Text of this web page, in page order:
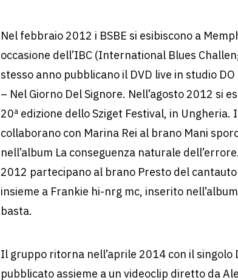
Nel febbraio 2012 i BSBE si esibiscono a
occasione dell’IBC (International Blues
stesso anno pubblicano il DVD live in studio DO
– Nel Giorno Del Signore. Nell’agosto 2012 si
20ª edizione dello Sziget Festival, in Ungheria.
collaborano con Marina Rei al brano Mani
nell’album La conseguenza naturale
2012 partecipano al brano Presto del
insieme a Frankie hi-nrg mc, inserito
basta.
Il gruppo ritorna nell’aprile 2014 con il singolo
pubblicato assieme a un videoclip diretto da